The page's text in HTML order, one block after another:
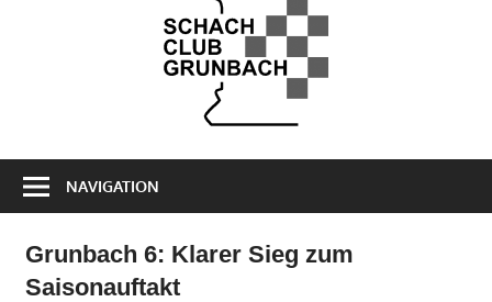
NAVIGATION
Grunbach 6: Klarer Sieg zum
Saisonauftakt